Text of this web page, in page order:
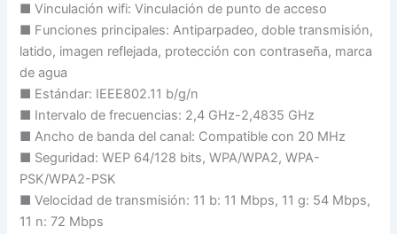
■ Vinculación wifi: Vinculación de punto de acceso
■ Funciones principales: Antiparpadeo, doble transmisión,
latido, imagen reflejada, protección con contraseña, marca
de agua
■ Estándar: IEEE802.11 b/g/n
■ Intervalo de frecuencias: 2,4 GHz-2,4835 GHz
■ Ancho de banda del canal: Compatible con 20 MHz
■ Seguridad: WEP 64/128 bits, WPA/WPA2, WPA-
PSK/WPA2-PSK
■ Velocidad de transmisión: 11 b: 11 Mbps, 11 g: 54 Mbps,
11 n: 72 Mbps